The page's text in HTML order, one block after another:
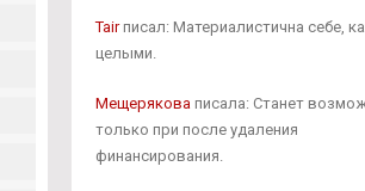
Tairписал: Материалистична себе,
целыми.
Мещеряковаписала: Станет
только при после удаления
финансирования.